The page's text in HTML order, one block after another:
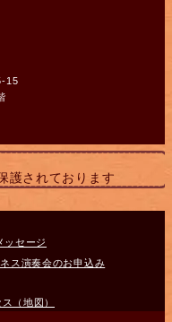
15
護されております
ッセージ
ネス演奏会のお申込み
（地図）